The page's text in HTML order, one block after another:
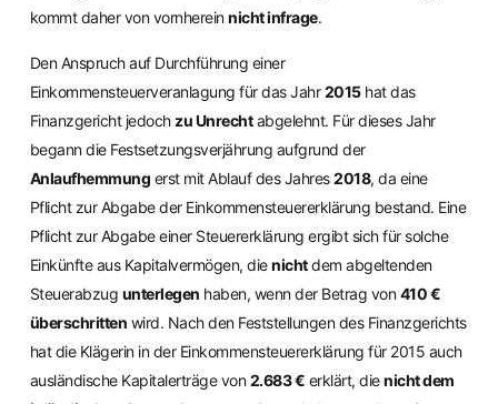
kommt daher von vornhereinnicht infrage.
Den Anspruch auf Durchführung einer
Einkommensteuerveranlagung für das Jahr2015hat das
Finanzgericht jedoch zu Unrechtabgelehnt. Für dieses Jahr
begann die Festsetzungsverjährung aufgrund der
Anlaufhemmung erst mit Ablauf des Jahres2018, da eine
Pflicht zur Abgabe der Einkommensteuererklärung bestand. Eine
Pflicht zur Abgabe einer Steuererklärung ergibt sich für solche
Einkünfte aus Kapitalvermögen, dienichtdem abgeltenden
Steuerabzug unterlegen haben, wenn der Betrag von410 €
überschritten wird. Nach den Feststellungen des Finanzgerichts
hat die Klägerin in der Einkommensteuererklärung für 2015 auch
ausländische Kapitalerträge von2.683 € erklärt, dienicht dem